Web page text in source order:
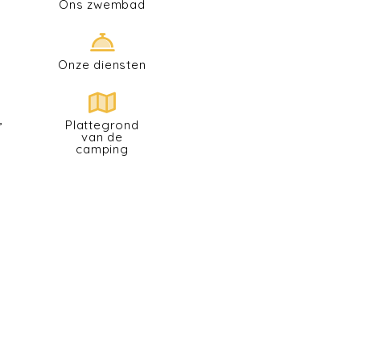
Ons zwembad
Onze diensten
Plattegrond
van de
camping